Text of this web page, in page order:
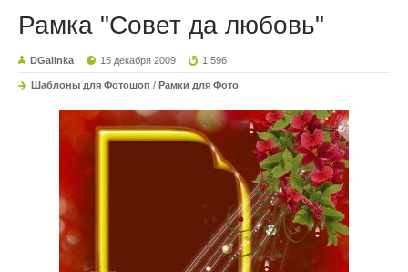
Рамка "Совет да любовь"
DGalinka 15 декабря 2009 1 596
Шаблоны для Фотошоп / Рамки для Фото